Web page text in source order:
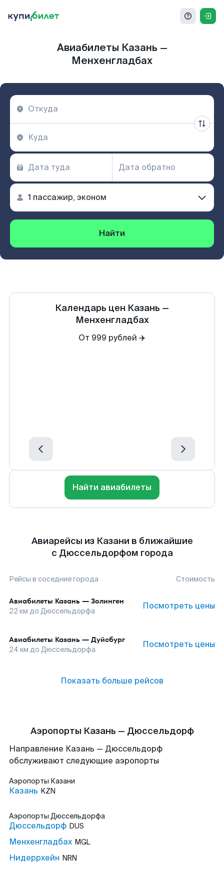
Авиабилеты Казань —
Менхенгладбах
Найти
Календарь цен Казань —
Менхенгладбах
От 999 рублей ✈️
Найти авиабилеты
Авиарейсы из Казани в ближайшие
с Дюссельдорфом города
Рейсы в соседние города Стоимость
Авиабилеты Казань — Золинген
22 км до Дюссельдорфа Посмотреть цены
Авиабилеты Казань — Дуйсбург
24 км до Дюссельдорфа Посмотреть цены
Показать больше рейсов
Аэропорты Казань — Дюссельдорф
Направление Казань — Дюссельдорф
обслуживают следующие аэропорты
Аэропорты Казани
Казань KZN
Аэропорты Дюссельдорфа
Дюссельдорф DUS
Менхенгладбах MGL
Нидеррхейн NRN